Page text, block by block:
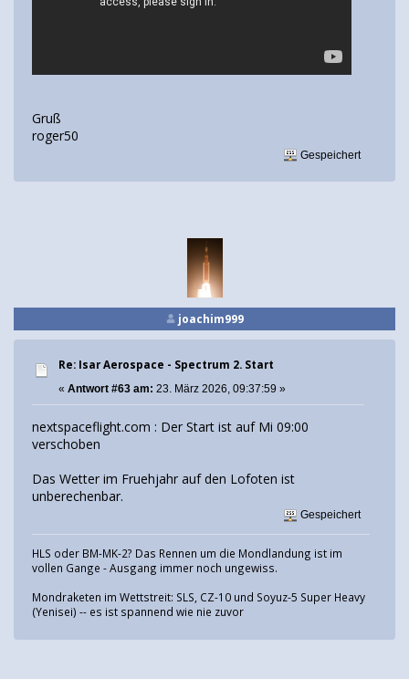
Gruß
roger50
Gespeichert
joachim999
Re: Isar Aerospace - Spectrum 2. Start
« Antwort #63 am: 23. März 2026, 09:37:59 »
nextspaceflight.com : Der Start ist auf Mi 09:00
verschoben
Das Wetter im Fruehjahr auf den Lofoten ist
unberechenbar.
Gespeichert
HLS oder BM-MK-2? Das Rennen um die Mondlandung ist im
vollen Gange - Ausgang immer noch ungewiss.
Mondraketen im Wettstreit: SLS, CZ-10 und Soyuz-5 Super Heavy
(Yenisei) -- es ist spannend wie nie zuvor